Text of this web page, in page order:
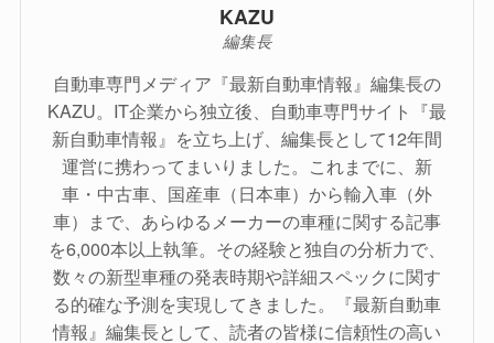
KAZU
編集長
自動車専門メディア『最新自動車情報』編集長の
KAZU。IT企業から独立後、自動車専門サイト『最
新自動車情報』を立ち上げ、編集長として12年間
運営に携わってまいりました。これまでに、新
車・中古車、国産車（日本車）から輸入車（外
車）まで、あらゆるメーカーの車種に関する記事
を6,000本以上執筆。その経験と独自の分析力で、
数々の新型車種の発表時期や詳細スペックに関す
る的確な予測を実現してきました。『最新自動車
情報』編集長として、読者の皆様に信頼性の高い